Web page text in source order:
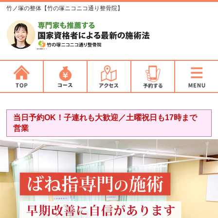
竹ノ塚の整体【竹の塚ニコニコ通り整骨院】
当日予約OK！子連れも大歓迎／土曜祝日も17時まで
営業